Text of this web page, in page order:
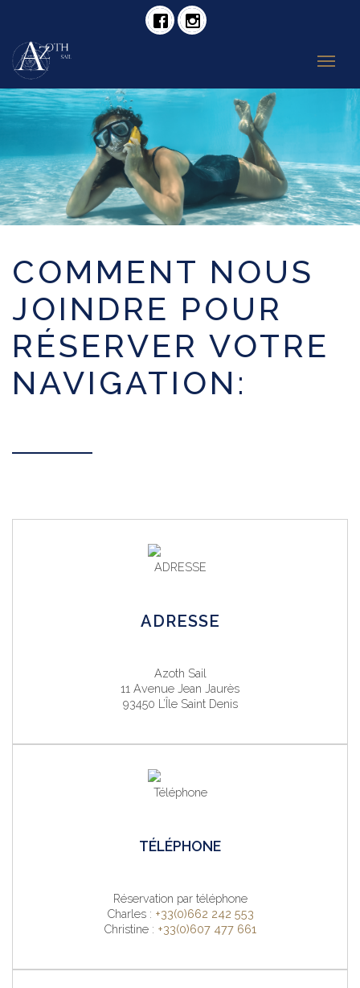
COMMENT NOUS
JOINDRE POUR
RÉSERVER VOTRE
NAVIGATION:
ADRESSE
Azoth Sail
11 Avenue Jean Jaurès
93450 L’Île Saint Denis
TÉLÉPHONE
Réservation par téléphone
Charles : +33(0)662 242 553
Christine : +33(0)607 477 661